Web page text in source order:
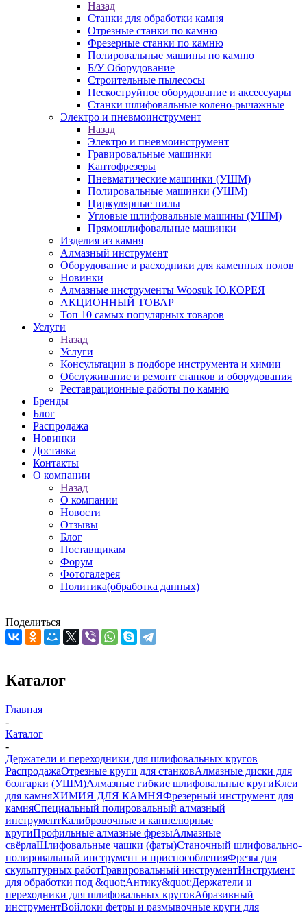
Назад
Станки для обработки камня
Отрезные станки по камню
Фрезерные станки по камню
Полировальные машины по камню
Б/У Оборудование
Строительные пылесосы
Пескоструйное оборудование и аксессуары
Станки шлифовальные колено-рычажные
Электро и пневмоинструмент
Назад
Электро и пневмоинструмент
Гравировальные машинки
Кантофрезеры
Пневматические машинки (УШМ)
Полировальные машинки (УШМ)
Циркулярные пилы
Угловые шлифовальные машины (УШМ)
Прямошлифовальные машинки
Изделия из камня
Алмазный инструмент
Оборудование и расходники для каменных полов
Новинки
Алмазные инструменты Woosuk Ю.КОРЕЯ
АКЦИОННЫЙ ТОВАР
Топ 10 самых популярных товаров
Услуги
Назад
Услуги
Консультации в подборе инструмента и химии
Обслуживание и ремонт станков и оборудования
Реставрационные работы по камню
Бренды
Блог
Распродажа
Новинки
Доставка
Контакты
О компании
Назад
О компании
Новости
Отзывы
Блог
Поставщикам
Форум
Фотогалерея
Политика(обработка данных)
Поделиться
Каталог
Главная
-
Каталог
-
Держатели и переходники для шлифовальных кругов
РаспродажаОтрезные круги для станковАлмазные диски для
болгарки (УШМ)Алмазные гибкие шлифовальные кругиКлеи
для камняХИМИЯ ДЛЯ КАМНЯФрезерный инструмент для
камняСпециальный полировальный алмазный
инструментКалибровочные и каннелюрные
кругиПрофильные алмазные фрезыАлмазные
свёрлаШлифовальные чашки (фаты)Станочный шлифовально-
полировальный инструмент и приспособленияФрезы для
скульптурных работГравировальный инструментИнструмент
для обработки под &quot;Антику&quot;Держатели и
переходники для шлифовальных круговАбразивный
инструментВойлоки фетры и размывочные круги для